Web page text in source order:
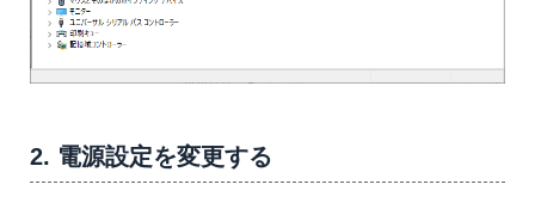
2. 電源設定を変更する